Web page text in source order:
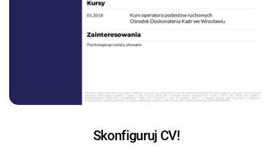
Skonfiguruj CV!